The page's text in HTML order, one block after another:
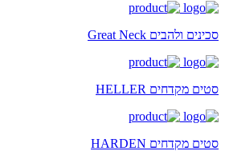
סכינים ולהבים Great Neck
סטים מקדחים HELLER
סטים מקדחים HARDEN